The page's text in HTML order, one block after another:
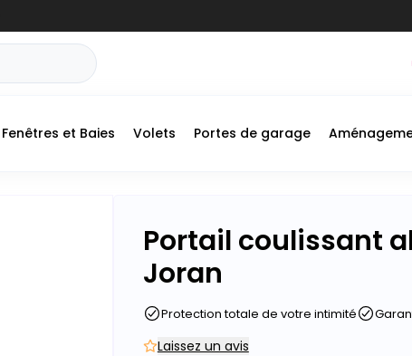
Fenêtres et Baies Volets Portes de garage
Portail coulissant
Joran
Protection totale de votre intimité
Laissez un avis